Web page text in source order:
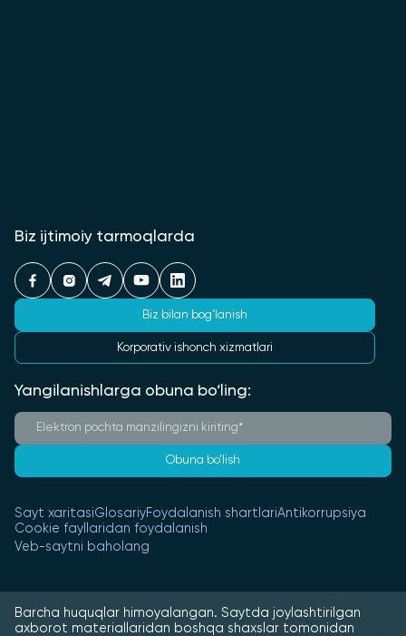
Biz ijtimoiy tarmoqlarda
Biz bilan bog‘lanish
Korporativ ishonch xizmatlari
Yangilanishlarga obuna bo‘ling:
Obuna bo‘lish
Sayt xaritasiGlosariyFoydalanish shartlariAntikorrupsiya
Cookie fayllaridan foydalanish
Veb-saytni baholang
Barcha huquqlar himoyalangan. Saytda joylashtirilgan
axborot materiallaridan boshqa shaxslar tomonidan